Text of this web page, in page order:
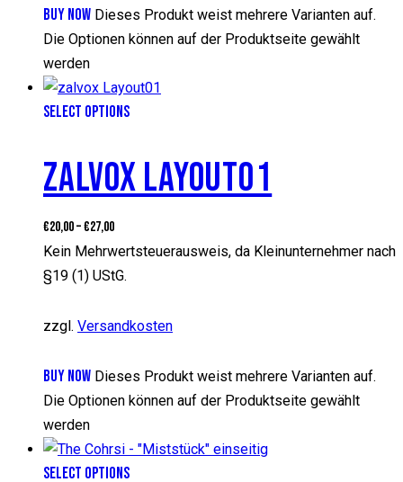
BUY NOW Dieses Produkt weist mehrere Varianten auf.
Die Optionen können auf der Produktseite gewählt
werden
SELECT OPTIONS
ZALVOX LAYOUT01
€20,00–€27,00
Kein Mehrwertsteuerausweis, da Kleinunternehmer nach
§19 (1) UStG.
zzgl. Versandkosten
BUY NOW Dieses Produkt weist mehrere Varianten auf.
Die Optionen können auf der Produktseite gewählt
werden
SELECT OPTIONS